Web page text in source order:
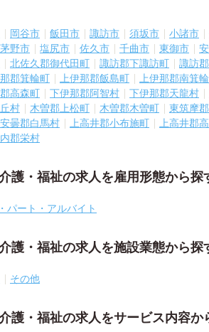
岡谷市 飯田市 諏訪市 須坂市 小諸市
茅野市 塩尻市 佐久市 千曲市 東御市
北佐久郡御代田町 諏訪郡下諏訪町 諏訪
郡箕輪町 上伊那郡飯島町 上伊那郡南箕
高森町 下伊那郡阿智村 下伊那郡天龍村
村 木曽郡上松町 木曽郡木曽町 東筑摩
曇郡白馬村 上高井郡小布施町 上高井郡
郡栄村
護・福祉の求人を雇用形態から探
パート・アルバイト
護・福祉の求人を施設業態から探
その他
護・福祉の求人をサービス内容か